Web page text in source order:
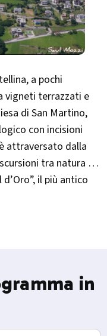
a pochi
vigneti terrazzati e
di San Martino,
con incisioni
attraversato dalla
tra natura e
il più antico
tra i vigneti.
in